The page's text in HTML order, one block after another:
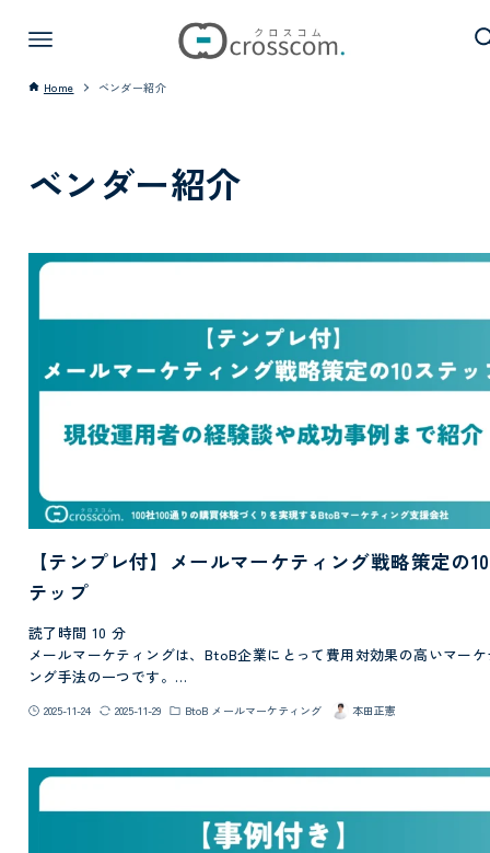
Home ベンダー紹介
ベンダー紹介
【テンプレ付】メールマーケティング戦略策定の
テップ
読了時間 10 分
メールマーケティングは、BtoB企業にとって費用対効果の高いマー
ング手法の一つです。…
2025-11-24 2025-11-29 BtoB メールマーケティング 本田正憲